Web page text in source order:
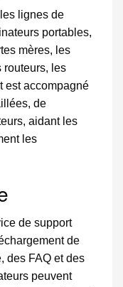
lignes de
portables,
mères, les
routeurs, les
est accompagné
de
aidant les
les
de support
de
des FAQ et des
peuvent